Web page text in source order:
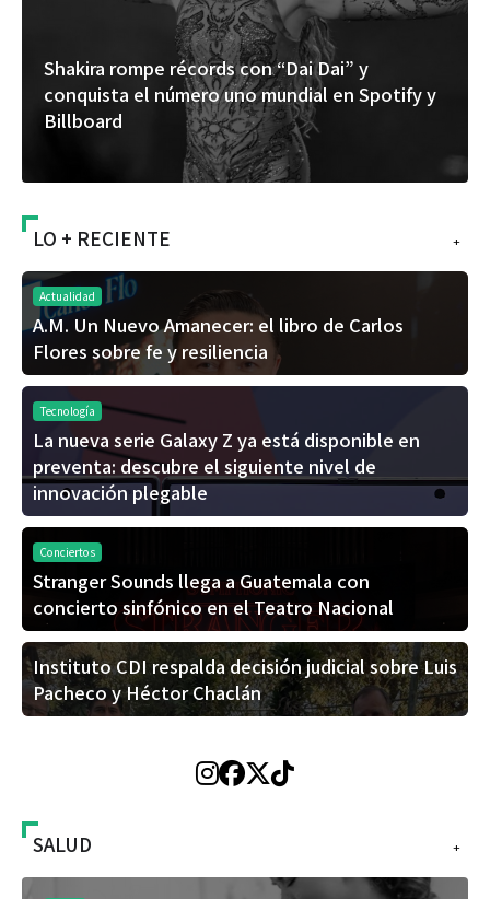
Shakira rompe récords con “Dai Dai” y
conquista el número uno mundial en Spotify y
Billboard
+
LO + RECIENTE
Actualidad
A.M. Un Nuevo Amanecer: el libro de Carlos
Flores sobre fe y resiliencia
Tecnología
La nueva serie Galaxy Z ya está disponible en
preventa: descubre el siguiente nivel de
innovación plegable
Conciertos
Stranger Sounds llega a Guatemala con
concierto sinfónico en el Teatro Nacional
Instituto CDI respalda decisión judicial sobre Luis
Pacheco y Héctor Chaclán
+
SALUD